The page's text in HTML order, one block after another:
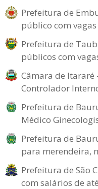
Prefeitura de
público com
Prefeitura de
públicos com
Câmara de Itararé
Controlador
Prefeitura de
Médico
Prefeitura de
para merendeira,
Prefeitura de São
com salários de